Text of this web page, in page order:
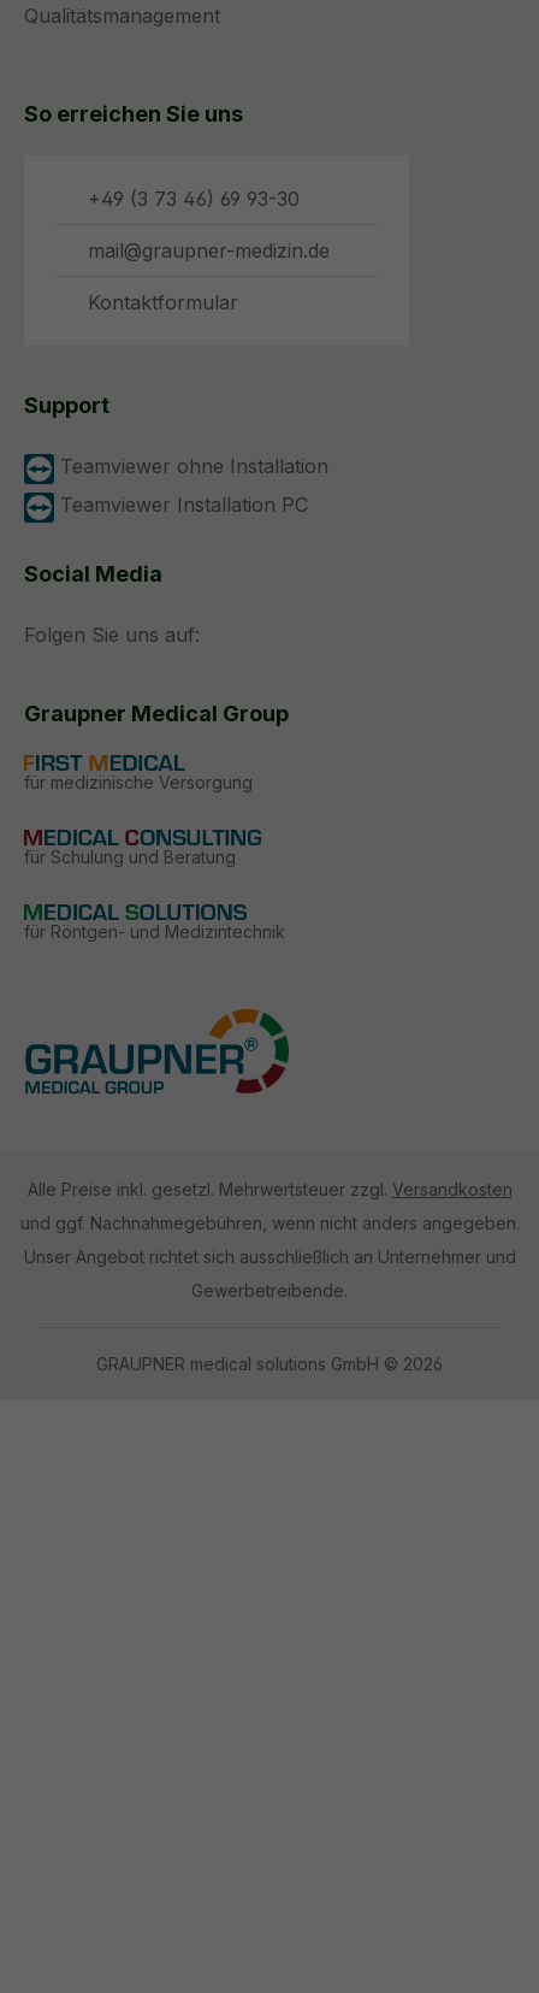
Qualitätsmanagement
So erreichen Sie uns
+49 (3 73 46) 69 93-30
mail@graupner-medizin.de
Kontaktformular
Support
Teamviewer ohne Installation
Teamviewer Installation PC
Social Media
Folgen Sie uns auf:
Graupner Medical Group
für medizinische Versorgung
für Schulung und Beratung
für Röntgen- und Medizintechnik
Alle Preise inkl. gesetzl. Mehrwertsteuer zzgl. Versandkosten
und ggf. Nachnahmegebühren, wenn nicht anders angegeben.
Unser Angebot richtet sich ausschließlich an Unternehmer und
Gewerbetreibende.
GRAUPNER medical solutions GmbH © 2026